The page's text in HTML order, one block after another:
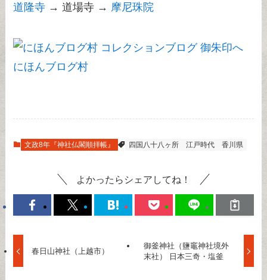
道隆寺 → 道場寺 → 摩尼珠院
にほんブログ村
文政8年『神社仏閣順拝帳』 四国八十八ヶ所 江戸時代 香川県
よかったらシェアしてね！
春日山神社（上越市）
御釜神社（鹽竈神社境外
末社） 日本三奇・塩釜